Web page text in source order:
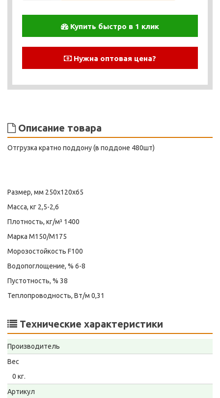
Купить быстро в 1 клик
Нужна оптовая цена?
Описание товара
Отгрузка кратно поддону (в поддоне 480шт)
Размер, мм 250x120х65
Масса, кг 2,5-2,6
Плотность, кг/м³ 1400
Марка М150/M175
Морозостойкость F100
Водопоглощение, % 6-8
Пустотность, % 38
Теплопроводность, Вт/м 0,31
Технические характеристики
Производитель
Вес
0 кг.
Артикул